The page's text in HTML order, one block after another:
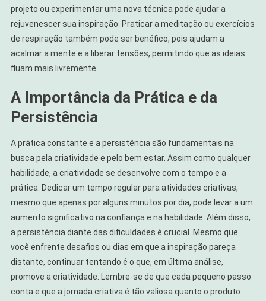
projeto ou experimentar uma nova técnica pode ajudar a
rejuvenescer sua inspiração. Praticar a meditação ou exercícios
de respiração também pode ser benéfico, pois ajudam a
acalmar a mente e a liberar tensões, permitindo que as ideias
fluam mais livremente.
A Importância da Prática e da
Persistência
A prática constante e a persistência são fundamentais na
busca pela criatividade e pelo bem estar. Assim como qualquer
habilidade, a criatividade se desenvolve com o tempo e a
prática. Dedicar um tempo regular para atividades criativas,
mesmo que apenas por alguns minutos por dia, pode levar a um
aumento significativo na confiança e na habilidade. Além disso,
a persistência diante das dificuldades é crucial. Mesmo que
você enfrente desafios ou dias em que a inspiração pareça
distante, continuar tentando é o que, em última análise,
promove a criatividade. Lembre-se de que cada pequeno passo
conta e que a jornada criativa é tão valiosa quanto o produto